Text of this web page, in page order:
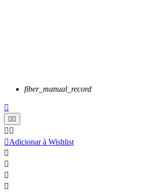
fiber_manual_record


 
Adicionar à Wishlist



